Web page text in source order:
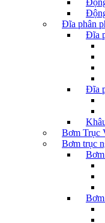
Đĩa phân
Đĩa
Đĩa
Bơm Trục
Bơm trục